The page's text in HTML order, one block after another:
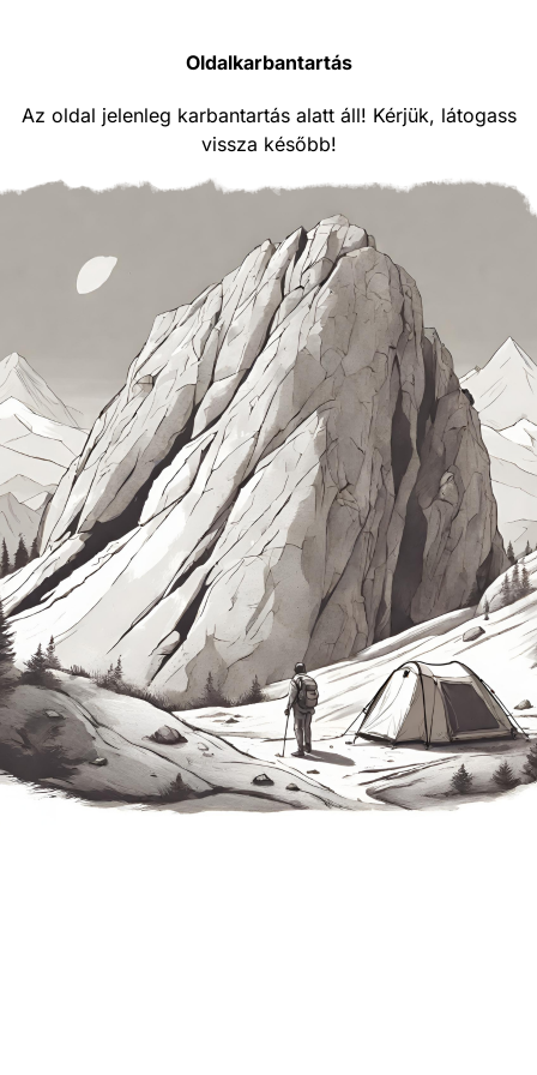
Oldalkarbantartás
Az oldal jelenleg karbantartás alatt áll! Kérjük, látogass
vissza később!